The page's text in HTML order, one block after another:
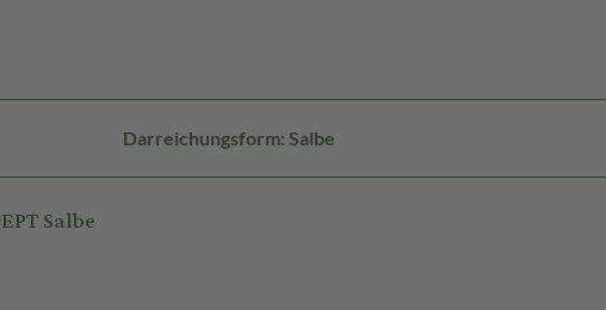
Darreichungsform: Salbe
Salbe